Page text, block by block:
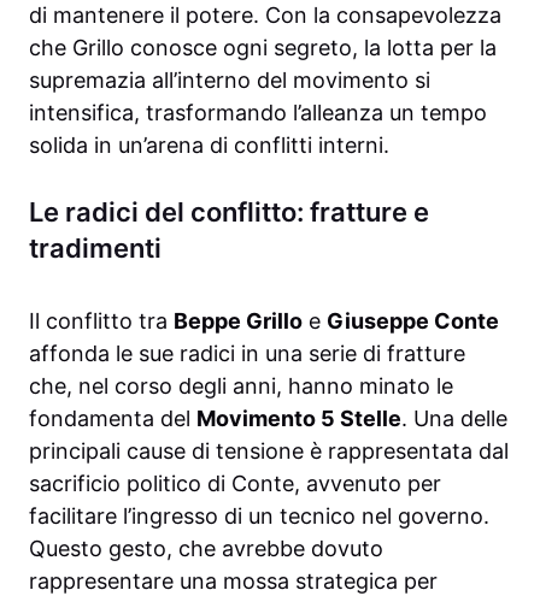
di mantenere il potere. Con la consapevolezza
che Grillo conosce ogni segreto, la lotta per la
supremazia all’interno del movimento si
intensifica, trasformando l’alleanza un tempo
solida in un’arena di conflitti interni.
Le radici del conflitto: fratture e
tradimenti
Il conflitto tra Beppe Grillo e Giuseppe Conte
affonda le sue radici in una serie di fratture
che, nel corso degli anni, hanno minato le
fondamenta del Movimento 5 Stelle. Una delle
principali cause di tensione è rappresentata dal
sacrificio politico di Conte, avvenuto per
facilitare l’ingresso di un tecnico nel governo.
Questo gesto, che avrebbe dovuto
rappresentare una mossa strategica per